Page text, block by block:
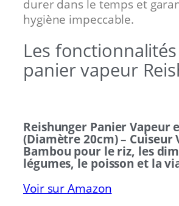
durer dans le temps et
hygiène impeccable.
Les
panier vapeur
Reishunger Panier Vapeur
(Diamètre 20cm) – Cuiseur
Bambou pour le riz, les
légumes, le poisson et la
Voir sur Amazon